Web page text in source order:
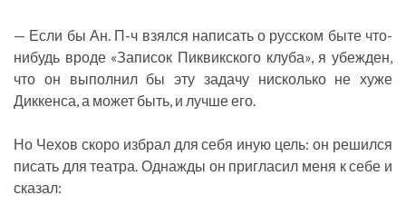
— Если бы Ан. П-ч взялся написать о русском быте что-
нибудь вроде «Записок Пиквикского клуба», я убежден,
что он выполнил бы эту задачу нисколько не хуже
Диккенса, а может быть, и лучше его.
Но Чехов скоро избрал для себя иную цель: он решился
писать для театра. Однажды он пригласил меня к себе и
сказал: